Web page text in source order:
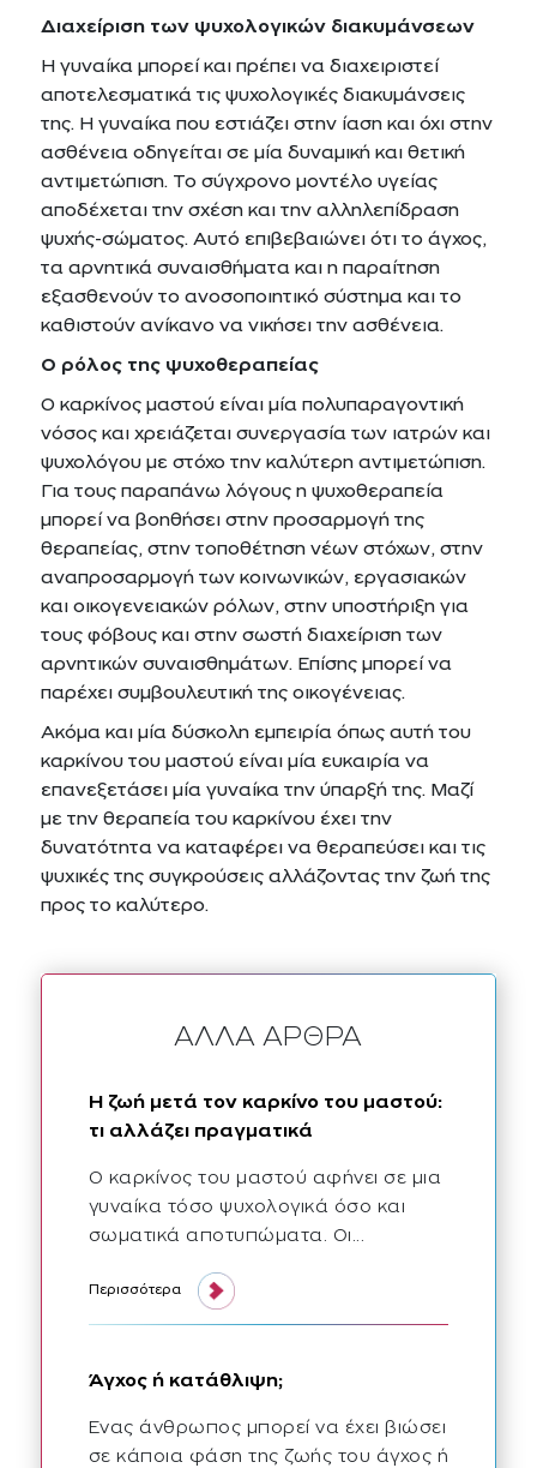
ΆΛΛΑ ΆΡΘΡΑ
Η ζωή μετά τον καρκίνο του μαστού:
τι αλλάζει πραγματικά
Ο καρκίνος του μαστού αφήνει σε μια
γυναίκα τόσο ψυχολογικά όσο και
σωματικά αποτυπώματα. Οι...
η ζωή μετά τον καρκίνο του μαστού τι αλλάζει πραγματικά:
Περισσότερα
Άγχος ή κατάθλιψη;
Ένας άνθρωπος μπορεί να έχει βιώσει
σε κάποια φάση της ζωής του άγχος ή
Διαχείριση των ψυχολογικών διακυμάνσεων
Η γυναίκα μπορεί και πρέπει να διαχειριστεί
αποτελεσματικά τις ψυχολογικές διακυμάνσεις
της. Η γυναίκα που εστιάζει στην ίαση και όχι στην
ασθένεια οδηγείται σε μία δυναμική και θετική
αντιμετώπιση. Το σύγχρονο μοντέλο υγείας
αποδέχεται την σχέση και την αλληλεπίδραση
ψυχής-σώματος. Αυτό επιβεβαιώνει ότι το άγχος,
τα αρνητικά συναισθήματα και η παραίτηση
εξασθενούν το ανοσοποιητικό σύστημα και το
καθιστούν ανίκανο να νικήσει την ασθένεια.
Ο ρόλος της ψυχοθεραπείας
Ο καρκίνος μαστού είναι μία πολυπαραγοντική
νόσος και χρειάζεται συνεργασία των ιατρών και
ψυχολόγου με στόχο την καλύτερη αντιμετώπιση.
Για τους παραπάνω λόγους η ψυχοθεραπεία
μπορεί να βοηθήσει στην προσαρμογή της
θεραπείας, στην τοποθέτηση νέων στόχων, στην
αναπροσαρμογή των κοινωνικών, εργασιακών
και οικογενειακών ρόλων, στην υποστήριξη για
τους φόβους και στην σωστή διαχείριση των
αρνητικών συναισθημάτων. Επίσης μπορεί να
παρέχει συμβουλευτική της οικογένειας.
Ακόμα και μία δύσκολη εμπειρία όπως αυτή του
καρκίνου του μαστού είναι μία ευκαιρία να
επανεξετάσει μία γυναίκα την ύπαρξή της. Μαζί
με την θεραπεία του καρκίνου έχει την
δυνατότητα να καταφέρει να θεραπεύσει και τις
ψυχικές της συγκρούσεις αλλάζοντας την ζωή της
προς το καλύτερο.